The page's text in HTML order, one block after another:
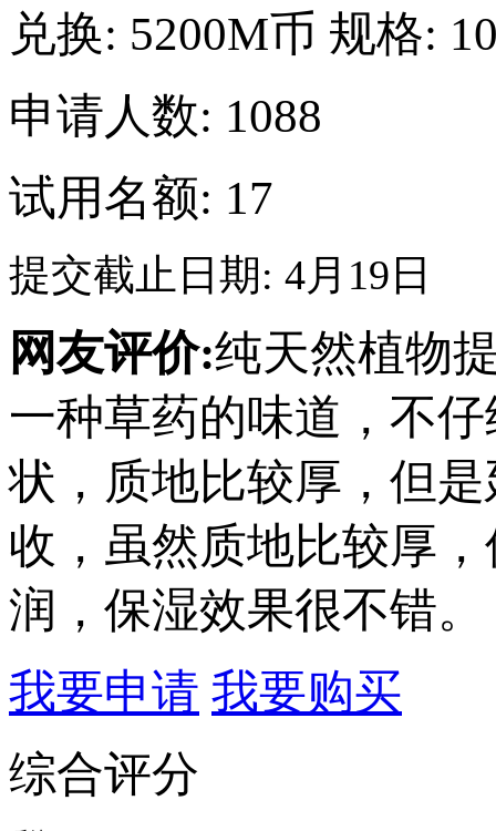
兑换: 5200M币 规格:
申请人数: 1088
试用名额: 17
提交截止日期: 4月19日
网友评价:纯天然植物
一种草药的味道，不
状，质地比较厚，但
收，虽然质地比较厚
润，保湿效果很不错。
我要申请 我要购买
综合评分